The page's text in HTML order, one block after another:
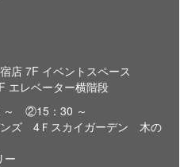
店 7F イベントスペース
エレベーター横階段
～ ②15：30 ～
ンズ 4Ｆスカイガーデン 木の
ー